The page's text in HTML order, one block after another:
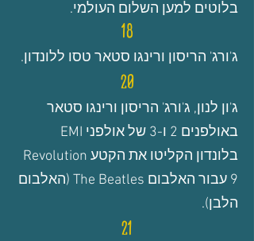
בלוטים למען השלום העולמי.
18
ג'ורג' הריסון ורינגו סטאר טסו ללונדון.
20
ג'ון לנון, ג'ורג' הריסון ורינגו סטאר
באולפנים 2 ו-3 של אולפני EMI
בלונדון הקליטו את הקטע Revolution
9 עבור האלבום The Beatles (האלבום
הלבן).
21